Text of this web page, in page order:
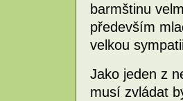
barmštinu
především
velkou
Jako jeden z
musí zvládat